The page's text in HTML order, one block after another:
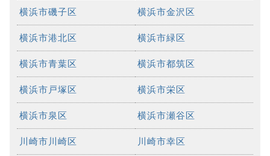
横浜市磯子区 横浜市金沢区
横浜市港北区 横浜市緑区
横浜市青葉区 横浜市都筑区
横浜市戸塚区 横浜市栄区
横浜市泉区 横浜市瀬谷区
川崎市川崎区 川崎市幸区